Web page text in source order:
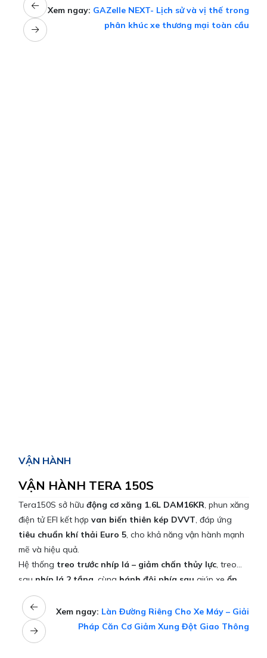
(định vị, phanh, lùi, báo rẽ), giúp xe dễ nhận diện và an
toàn khi vận hành trong môi trường giao thông phức tạp.
Xem ngay: GAZelle NEXT- Lịch sử và vị thế trong
phân khúc xe thương mại toàn cầu
VẬN HÀNH
VẬN HÀNH TERA 150S
Tera150S sở hữu động cơ xăng 1.6L DAM16KR, phun xăng
điện tử EFI kết hợp van biến thiên kép DVVT, đáp ứng
tiêu chuẩn khí thải Euro 5, cho khả năng vận hành mạnh
mẽ và hiệu quả.
Hệ thống treo trước nhíp lá – giảm chấn thủy lực, treo
sau nhíp lá 2 tầng , cùng bánh đôi phía sau giúp xe ổn
định, bám đường tốt
cường lực sơn tĩnh điệnđảm bảochắc chắn, bền bỉ, chịu
tải cao
Trang bị
Xem ngay: Làn Đường Riêng Cho Xe Máy – Giải
Pháp Căn Cơ Giảm Xung Đột Giao Thông